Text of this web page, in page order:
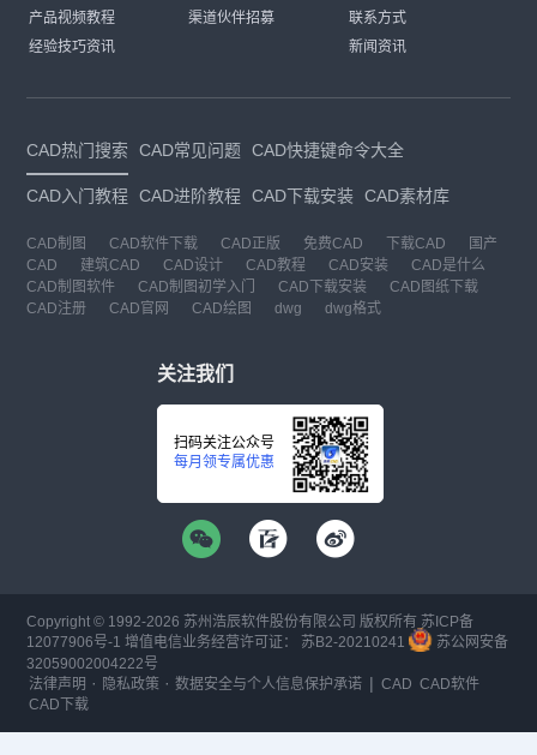
产品视频教程
经验技巧资讯
渠道伙伴招募
联系方式
新闻资讯
CAD热门搜索 CAD常见问题 CAD快捷键命令大全
CAD入门教程 CAD进阶教程 CAD下载安装 CAD素材库
CAD制图 CAD软件下载 CAD正版 免费CAD 下载CAD
国产
CAD
建筑CAD CAD设计 CAD教程 CAD安装
CAD是什么
CAD制图软件
CAD制图初学入门 CAD下载安装
CAD图纸下载
CAD注册
CAD官网 CAD绘图 dwg dwg格式
关注我们
扫码关注公众号
每月领专属优惠
Copyright © 1992-2026 苏州浩辰软件股份有限公司 版权所有 苏ICP备
12077906号-1 增值电信业务经营许可证： 苏B2-20210241
苏公网安备
32059002004222号
法律声明 · 隐私政策 ·数据安全与个人信息保护承诺 | CAD CAD软件
CAD下载